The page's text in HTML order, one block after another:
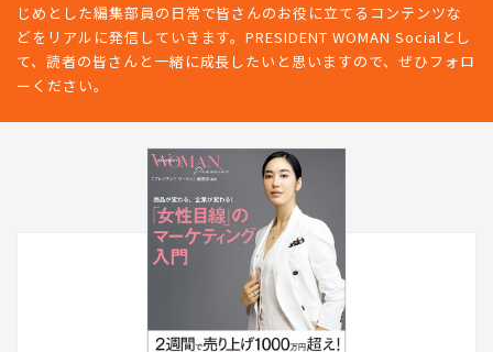
じめとした編集部員の日常で皆さんのお役に立てるコンテンツな
どをリアルに発信していきます。PRESIDENT WOMAN Socialとし
て、読者の皆さんと一緒に成長したいと思いますので、ぜひフォロ
ーください。